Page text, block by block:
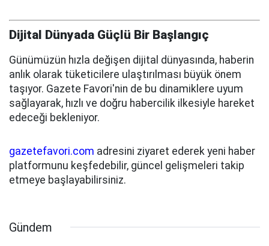
Dijital Dünyada Güçlü Bir Başlangıç
Günümüzün hızla değişen dijital dünyasında, haberin
anlık olarak tüketicilere ulaştırılması büyük önem
taşıyor. Gazete Favori'nin de bu dinamiklere uyum
sağlayarak, hızlı ve doğru habercilik ilkesiyle hareket
edeceği bekleniyor.
gazetefavori.com adresini ziyaret ederek yeni haber
platformunu keşfedebilir, güncel gelişmeleri takip
etmeye başlayabilirsiniz.
Gündem